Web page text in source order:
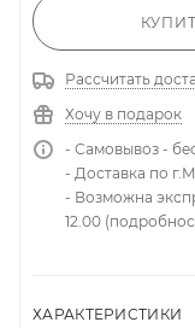
Рассчитать
Хочу в подарок
- Самовывоз -
- Доставка по
- Возможна
12.00
ХАРАКТЕРИСТИКИ